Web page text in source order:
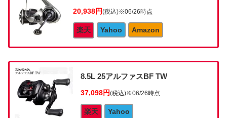
20,938円(税込)※06/26時点
楽天 Yahoo Amazon
8.5L 25アルファスBF TW
37,098円(税込)※06/26時点
楽天 Yahoo